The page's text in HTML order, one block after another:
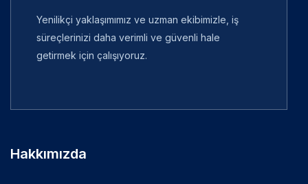
Yenilikçi yaklaşımımız ve uzman ekibimizle, iş
süreçlerinizi daha verimli ve güvenli hale
getirmek için çalışıyoruz.
Hakkımızda